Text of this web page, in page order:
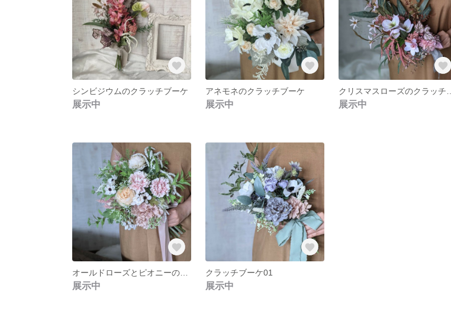
シンビジウムのクラッチブーケ
展示中
アネモネのクラッチブーケ
展示中 展示中
展示中
クラッチブーケ01
展示中